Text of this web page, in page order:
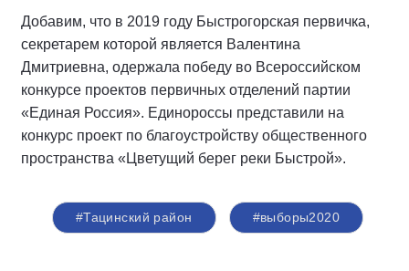
Добавим, что в 2019 году Быстрогорская первичка,
секретарем которой является Валентина
Дмитриевна, одержала победу во Всероссийском
конкурсе проектов первичных отделений партии
«Единая Россия». Единороссы представили на
конкурс проект по благоустройству общественного
пространства «Цветущий берег реки Быстрой».
#Тацинский район #выборы2020